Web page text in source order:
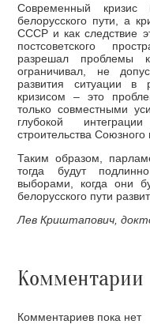
Современный
белорусского пути, а
СССР и как следствие
постсоветского
разрешал проблемы
ограничивал, не
развития ситуации в
кризисом – это
только совместными
глубокой интеграции
строительства Союзного
Таким образом,
тогда будут
выборами, когда они
белорусского пути
Лев Криштапович,
Комментарии
Комментариев пока нет